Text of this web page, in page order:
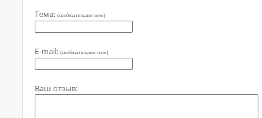
Тема: (необязательное поле)
E-mail: (необязательное поле)
Ваш отзыв: